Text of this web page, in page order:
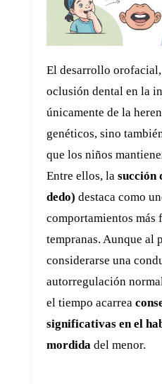
El desarrollo
oclusión dental en la
únicamente de la
genéticos, sino
que los niños
Entre ellos, la succión
dedo) destaca como
comportamientos más
tempranas. Aunque al
considerarse una
autorregulación
el tiempo acarrea
significativas en el
mordida del menor.